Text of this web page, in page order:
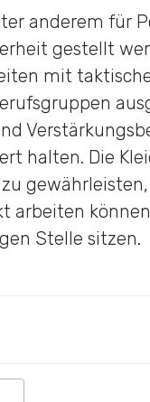
anderem für
gestellt
mit
halten. Die
Stelle sitzen.